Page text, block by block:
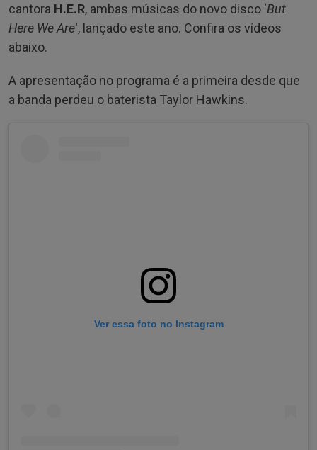
cantora H.E.R, ambas músicas do novo disco ‘But
Here We Are‘, lançado este ano. Confira os vídeos
abaixo.
A apresentação no programa é a primeira desde que
a banda perdeu o baterista Taylor Hawkins.
Ver essa foto no Instagram